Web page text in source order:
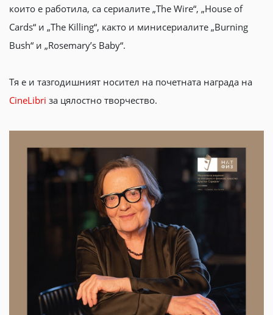
които е работила, са сериалите „The Wire“, „House of
Cards“ и „The Killing“, както и минисериалите „Burning
Bush“ и „Rosemary’s Baby“.
Тя е и тазгодишният носител на почетната награда на
CineLibri за цялостно творчество.